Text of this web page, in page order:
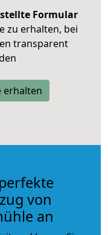
Formular
zu erhalten, bei
transparent
erhalten
von
an